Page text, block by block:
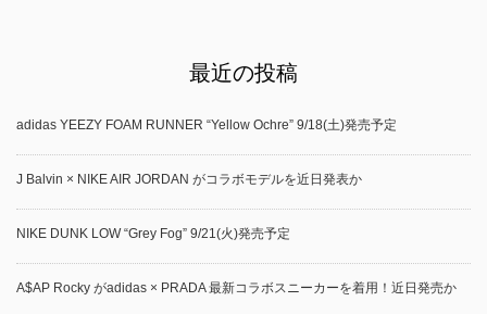
最近の投稿
adidas YEEZY FOAM RUNNER “Yellow Ochre” 9/18(土)発売予定
J Balvin × NIKE AIR JORDAN がコラボモデルを近日発表か
NIKE DUNK LOW “Grey Fog” 9/21(火)発売予定
A$AP Rocky がadidas × PRADA 最新コラボスニーカーを着用！近日発売か